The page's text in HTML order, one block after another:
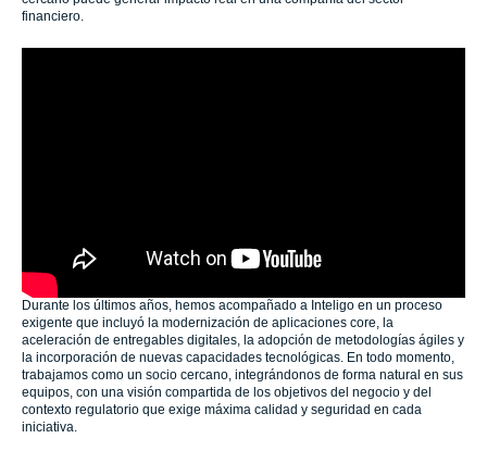
financiero.
Durante los últimos años, hemos acompañado a Inteligo en un proceso
exigente que incluyó la modernización de aplicaciones core, la
aceleración de entregables digitales, la adopción de metodologías ágiles y
la incorporación de nuevas capacidades tecnológicas. En todo momento,
trabajamos como un socio cercano, integrándonos de forma natural en sus
equipos, con una visión compartida de los objetivos del negocio y del
contexto regulatorio que exige máxima calidad y seguridad en cada
iniciativa.